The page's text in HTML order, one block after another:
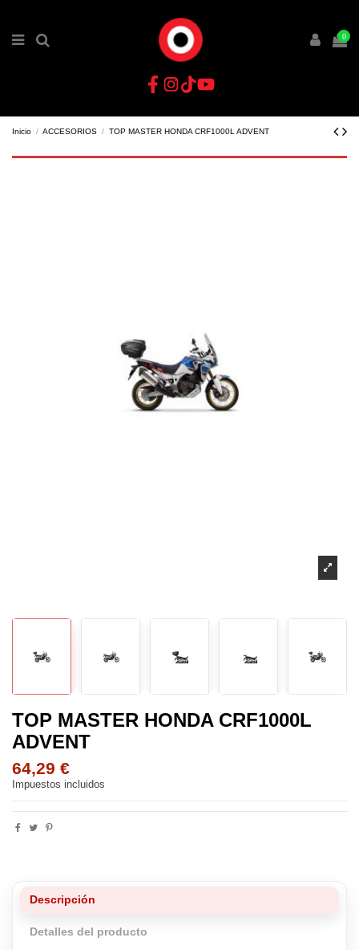
0
Inicio ACCESORIOS TOP MASTER HONDA CRF1000L ADVENT
TOP MASTER HONDA CRF1000L
ADVENT
64,29 €
Impuestos incluidos
Descripción
Detalles del producto